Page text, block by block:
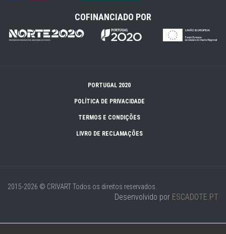
COFINANCIADO POR
PORTUGAL 2020
POLÍTICA DE PRIVACIDADE
TERMOS E CONDIÇÕES
LIVRO DE RECLAMAÇÕES
2015-2026 © CRIVARTTodos os direitos reservados.
Desenvolvido por ESCADOTE.PT